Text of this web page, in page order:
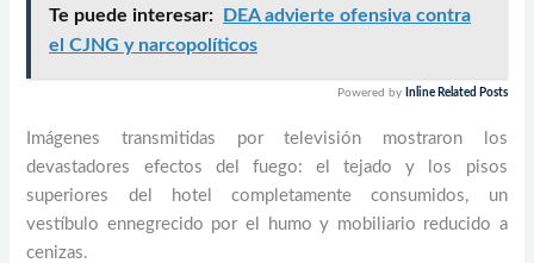
Te puede interesar:
DEA advierte ofensiva contra
el CJNG y narcopolíticos
Powered by Inline Related Posts
Imágenes transmitidas por televisión mostraron los
devastadores efectos del fuego: el tejado y los pisos
superiores del hotel completamente consumidos, un
vestíbulo ennegrecido por el humo y mobiliario reducido a
cenizas.